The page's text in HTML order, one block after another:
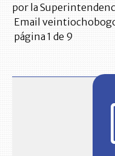
por la
Email
página 1 de 9